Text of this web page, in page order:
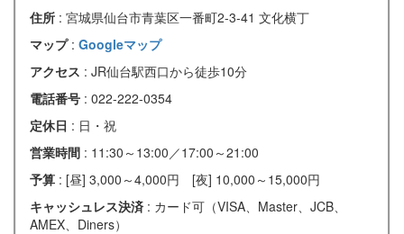
住所 : 宮城県仙台市青葉区一番町2-3-41 文化横丁
マップ : Googleマップ
アクセス : JR仙台駅西口から徒歩10分
電話番号 : 022-222-0354
定休日 : 日・祝
営業時間 : 11:30～13:00／17:00～21:00
予算 : [昼] 3,000～4,000円 [夜] 10,000～15,000円
キャッシュレス決済 : カード可（VISA、Master、JCB、
AMEX、Diners）